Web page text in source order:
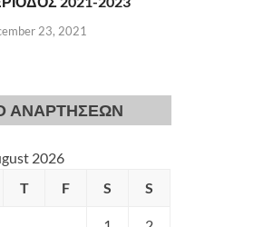
23, 2021
ΑΝΑΡΤΗΣΕΩΝ
2026
T F S S